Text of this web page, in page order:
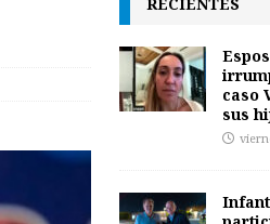
caso
sus